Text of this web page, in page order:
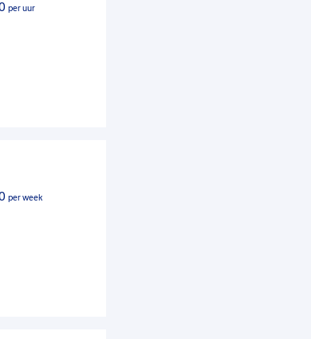
per uur
per week